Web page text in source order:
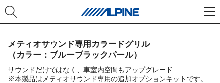
メティオサウンド専用カラードグリル
（カラー：ブルーブラックパール）
サウンドだけではなく、車室内空間もアップグレード
※本製品はメティオサウンド専用の追加オプションキットです。